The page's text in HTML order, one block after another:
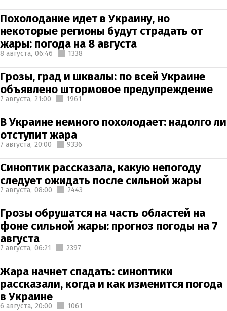
Похолодание идет в Украину, но
некоторые регионы будут страдать от
жары: погода на 8 августа
8 августа, 06:46 1338
Грозы, град и шквалы: по всей Украине
объявлено штормовое предупреждение
7 августа, 21:00 1961
В Украине немного похолодает: надолго ли
отступит жара
7 августа, 20:00 9336
Синоптик рассказала, какую непогоду
следует ожидать после сильной жары
7 августа, 08:00 2443
Грозы обрушатся на часть областей на
фоне сильной жары: прогноз погоды на 7
августа
7 августа, 06:21 2397
Жара начнет спадать: синоптики
рассказали, когда и как изменится погода
в Украине
6 августа, 20:00 1061